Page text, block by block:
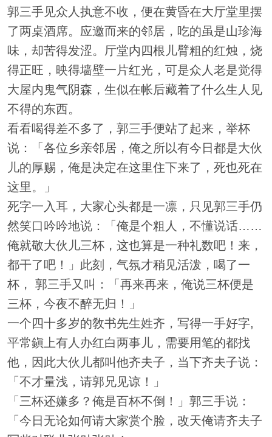
郭三手见众人执意不收，便在黄昏在大厅堂里摆
了两桌酒席。应邀而来的邻居，吃的虽是山珍海
味，却苦得发涩。厅堂内四根儿臂粗的红烛，烧
得正旺，映得墙壁一片红光，可是众人老是觉得
大屋内鬼气阴森，生似在帐后藏着了什么生人见
不得的东西。
看看喝得差不多了，郭三手便站了起来，举杯
说：「各位乡亲邻居，俺之所以有今日都是大伙
儿的厚赐，俺是决定在这里住下来了，死也死在
这里。」
死字一入耳，大家心头都是一凛，只见郭三手仍
然笑口吟吟地说：「俺是个粗人，不懂说话……
俺就敬大伙儿三杯，这也算是一种礼数吧！来，
都干了吧！」此刻，气氛才稍见活泼，喝了一
杯， 郭三手又叫：「再来再来，俺说三杯便是
三杯，今夜不醉无归！」
一个四十多岁的敎书先生姓齐，写得一手好字,
平常鎭上有人办红白两事儿，需要用笔的都找
他，因此大伙儿都叫他齐夫子，当下齐夫子说：
「不才量浅，请郭兄见谅！」
「三杯还嫌多？俺是百杯不倒！」郭三手说：
「今日无论如何请大家赏个脸，改天俺请齐夫子